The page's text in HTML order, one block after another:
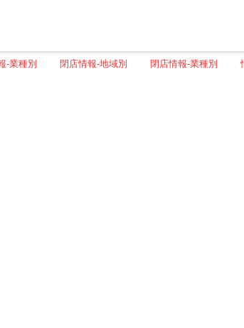
-業種別 閉店情報-地域別 閉店情報-業種別